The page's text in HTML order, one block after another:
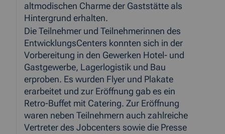
altmodischen Charme der Gaststätte als
Hintergrund erhalten.
Die Teilnehmer und Teilnehmerinnen des
EntwicklungsCenters konnten sich in der
Vorbereitung in den Gewerken Hotel- und
Gastgewerbe, Lagerlogistik und Bau
erproben. Es wurden Flyer und Plakate
erarbeitet und zur Eröffnung gab es ein
Retro-Buffet mit Catering. Zur Eröffnung
waren neben Teilnehmern auch zahlreiche
Vertreter des Jobcenters sowie die Presse